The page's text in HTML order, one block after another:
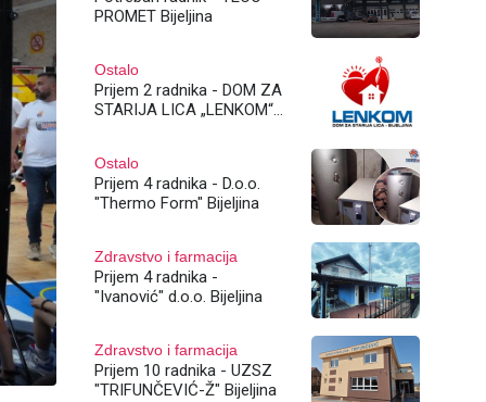
PROMET Bijeljina
Ostalo
Prijem 2 radnika - DOM ZA
STARIJA LICA „LENKOM“
Ostalo
Prijem 4 radnika - D.o.o.
"Thermo Form" Bijeljina
Zdravstvo i farmacija
Prijem 4 radnika -
"Ivanović" d.o.o. Bijeljina
Zdravstvo i farmacija
Prijem 10 radnika - UZSZ
"TRIFUNČEVIĆ-Ž" Bijeljina